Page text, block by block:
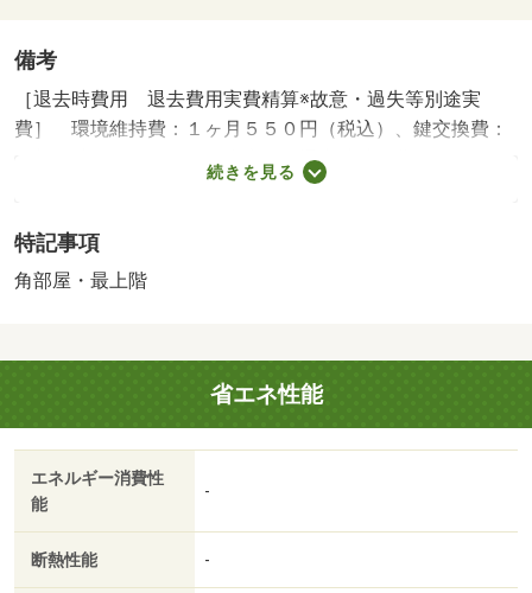
備考
［退去時費用 退去費用実費精算※故意・過失等別途実
費］ 環境維持費：１ヶ月５５０円（税込）、鍵交換費：
ご契約時１６５００円（税込）、退去時清掃費：５２２５
０円（税込）、インターネット利用料：有料、更新手数
０７７１２６４・賃貸保証等：加入要（家賃等の１００％
または１２０％）・オンライン内見も可能です♪自宅でも気
有・駐輪場：有
続きを見る
特記事項
角部屋・最上階
省エネ性能
エネルギー消費性
能
-
断熱性能 -